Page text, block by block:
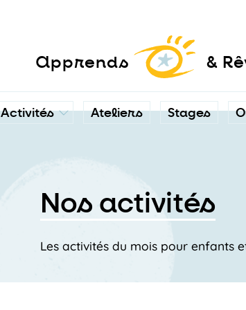
apprends &
Activités Ateliers Stages
Nos activités
Les activités du mois pour enfants